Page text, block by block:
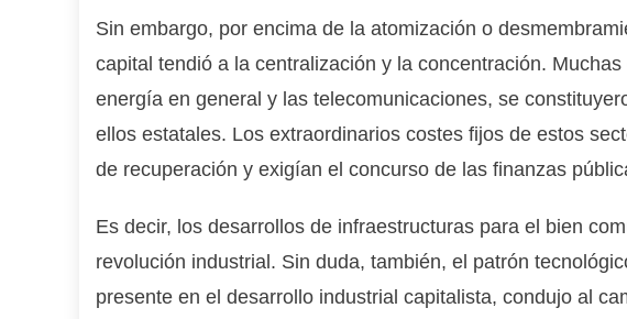
Sin embargo, por encima de la atomización o
capital tendió a la centralización y la concentración.
energía en general y las telecomunicaciones, se
ellos estatales. Los extraordinarios costes fijos de estos
de recuperación y exigían el concurso de las finanzas
Es decir, los desarrollos de infraestructuras para el bien
revolución industrial. Sin duda, también, el patrón
presente en el desarrollo industrial capitalista, condujo al